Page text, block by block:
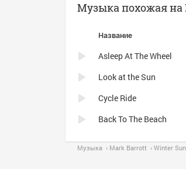
Музыка похожая на
Название
Asleep At The Wheel
Look at the Sun
Cycle Ride
Back To The Beach
Музыка Mark Barrott Winter